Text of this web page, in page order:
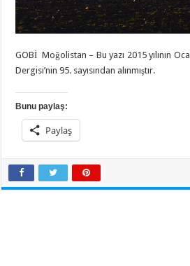
GOBİ Moğolistan – Bu yazı 2015 yılının
Dergisi’nin 95. sayısından alınmıştır.
Bunu paylaş:
Paylaş